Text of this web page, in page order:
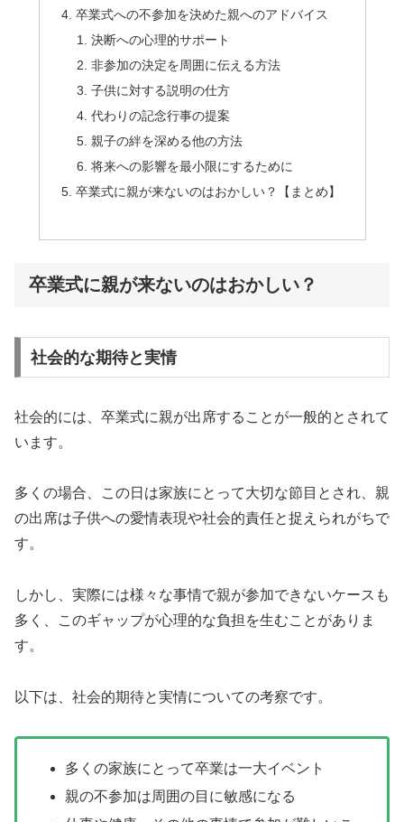
卒業式への不参加を決めた親へのアドバイス
決断への心理的サポート
非参加の決定を周囲に伝える方法
子供に対する説明の仕方
代わりの記念行事の提案
親子の絆を深める他の方法
将来への影響を最小限にするために
卒業式に親が来ないのはおかしい？【まとめ】
卒業式に親が来ないのはおかしい？
社会的な期待と実情
社会的には、卒業式に親が出席することが一般的とされて
います。
多くの場合、この日は家族にとって大切な節目とされ、親
の出席は子供への愛情表現や社会的責任と捉えられがちで
す。
しかし、実際には様々な事情で親が参加できないケースも
多く、このギャップが心理的な負担を生むことがありま
す。
以下は、社会的期待と実情についての考察です。
多くの家族にとって卒業は一大イベント
親の不参加は周囲の目に敏感になる